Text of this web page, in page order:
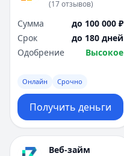
(17отзывов)
Сумма
до 100 000 ₽
Срок
до 180 дней
Одобрение
Высокое
Онлайн Срочно
Получить деньги
Веб-займ